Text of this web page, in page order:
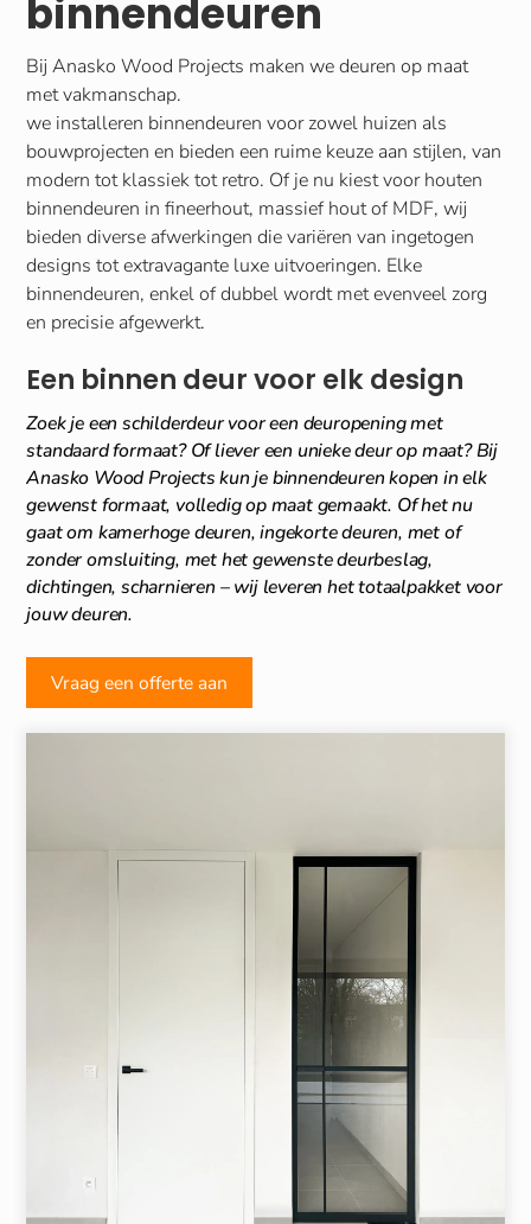
binnendeuren
Bij Anasko Wood Projects maken we deuren op maat
met vakmanschap.
we installeren binnendeuren voor zowel huizen als
bouwprojecten en bieden een ruime keuze aan stijlen, van
modern tot klassiek tot retro. Of je nu kiest voor houten
binnendeuren in fineerhout, massief hout of MDF, wij
bieden diverse afwerkingen die variëren van ingetogen
designs tot extravagante luxe uitvoeringen. Elke
binnendeuren, enkel of dubbel wordt met evenveel zorg
en precisie afgewerkt.
Een binnen deur voor elk design
Zoek je een schilderdeur voor een deuropening met
standaard formaat? Of liever een unieke deur op maat? Bij
Anasko Wood Projects kun je binnendeuren kopen in elk
gewenst formaat, volledig op maat gemaakt. Of het nu
gaat om kamerhoge deuren, ingekorte deuren, met of
zonder omsluiting, met het gewenste deurbeslag,
dichtingen, scharnieren – wij leveren het totaalpakket voor
jouw deuren.
Vraag een offerte aan